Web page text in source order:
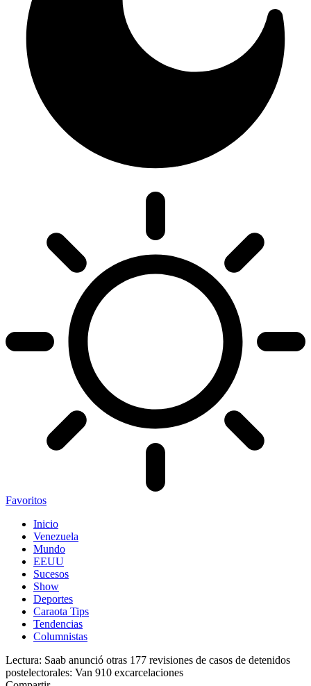
Favoritos
Inicio
Venezuela
Mundo
EEUU
Sucesos
Show
Deportes
Caraota Tips
Tendencias
Columnistas
Lectura: Saab anunció otras 177 revisiones de casos de detenidos
postelectorales: Van 910 excarcelaciones